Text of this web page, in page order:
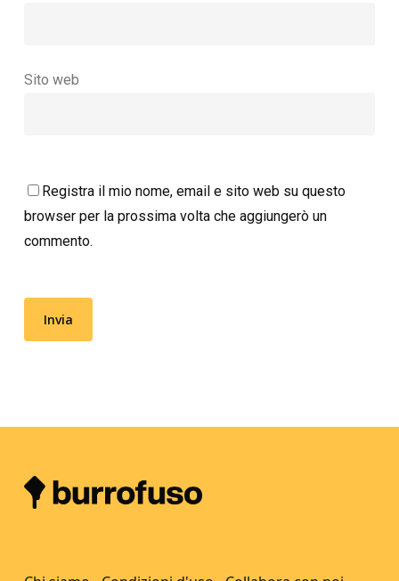
Sito web
Registra il mio nome, email e sito web su questo
browser per la prossima volta che aggiungerò un
commento.